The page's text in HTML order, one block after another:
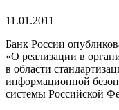
11.01.2011
Банк России
«О реализации в
в области
информационной
системы Российской